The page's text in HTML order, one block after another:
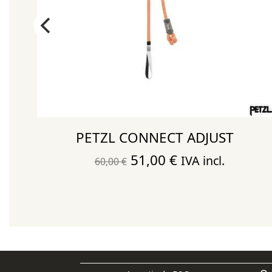
PETZL CONNECT ADJUST
60,00€ El
51,00 €El
IVA incl.